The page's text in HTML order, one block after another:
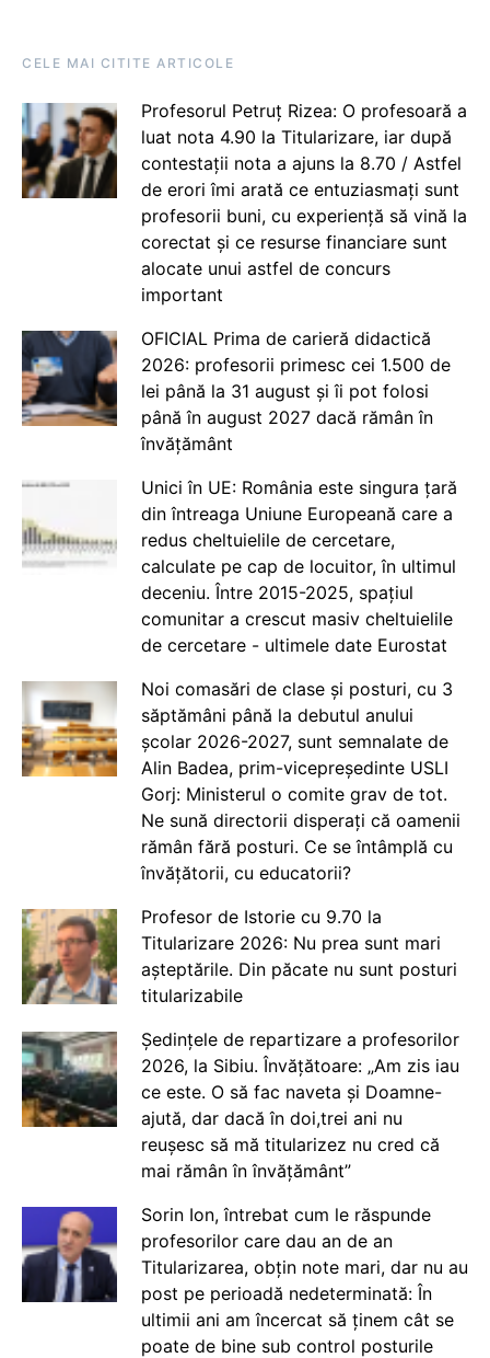
CELE MAI CITITE ARTICOLE
Profesorul Petruț Rizea: O profesoară a
luat nota 4.90 la Titularizare, iar după
contestații nota a ajuns la 8.70 / Astfel
de erori îmi arată ce entuziasmați sunt
profesorii buni, cu experiență să vină la
corectat și ce resurse financiare sunt
alocate unui astfel de concurs
important
OFICIAL Prima de carieră didactică
2026: profesorii primesc cei 1.500 de
lei până la 31 august și îi pot folosi
până în august 2027 dacă rămân în
învățământ
Unici în UE: România este singura țară
din întreaga Uniune Europeană care a
redus cheltuielile de cercetare,
calculate pe cap de locuitor, în ultimul
deceniu. Între 2015-2025, spațiul
comunitar a crescut masiv cheltuielile
de cercetare - ultimele date Eurostat
Noi comasări de clase și posturi, cu 3
săptămâni până la debutul anului
școlar 2026-2027, sunt semnalate de
Alin Badea, prim-vicepreședinte USLI
Gorj: Ministerul o comite grav de tot.
Ne sună directorii disperați că oamenii
rămân fără posturi. Ce se întâmplă cu
învățătorii, cu educatorii?
Profesor de Istorie cu 9.70 la
Titularizare 2026: Nu prea sunt mari
așteptările. Din păcate nu sunt posturi
titularizabile
Ședințele de repartizare a profesorilor
2026, la Sibiu. Învățătoare: „Am zis iau
ce este. O să fac naveta și Doamne-
ajută, dar dacă în doi,trei ani nu
reușesc să mă titularizez nu cred că
mai rămân în învățământ”
Sorin Ion, întrebat cum le răspunde
profesorilor care dau an de an
Titularizarea, obțin note mari, dar nu au
post pe perioadă nedeterminată: În
ultimii ani am încercat să ținem cât se
poate de bine sub control posturile